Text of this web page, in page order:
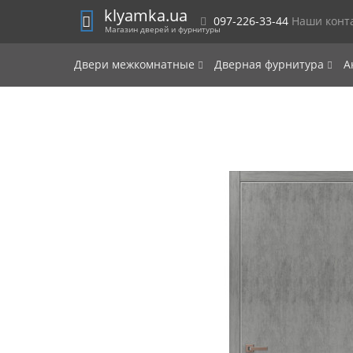
klyamka.ua
Магазин дверей и фурнитуры
097-226-33-44 Наши
Двери межкомнатные Дверная фурнитура